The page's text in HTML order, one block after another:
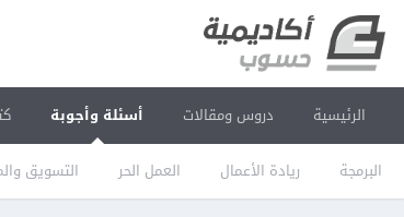
الرئيسية دروس ومقالات أسئلة وأجوبة
البرمجة ريادة الأعمال العمل الحر التسويق